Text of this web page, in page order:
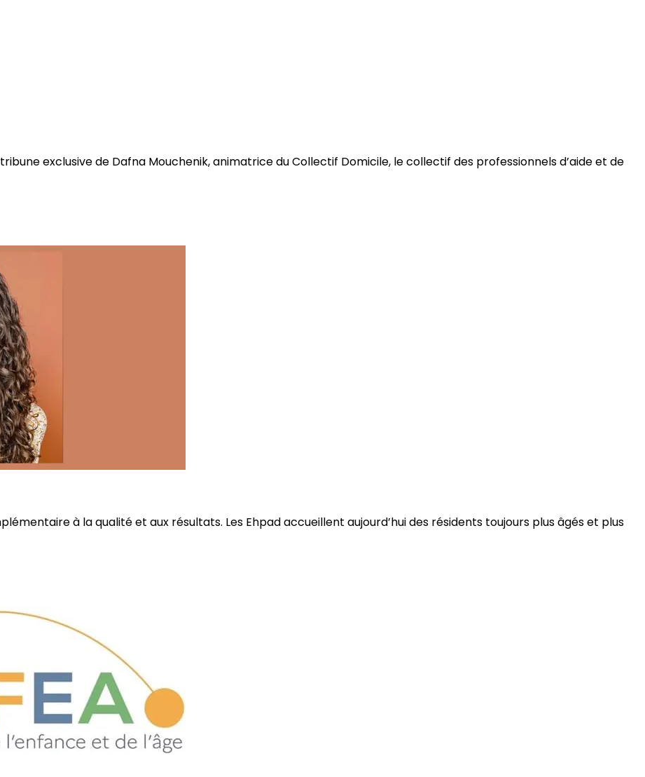
exclusive de Dafna Mouchenik, animatrice du Collectif Domicile, le collectif des professionnels d’aide et de
à la qualité et aux résultats. Les Ehpad accueillent aujourd’hui des résidents toujours plus âgés et plus